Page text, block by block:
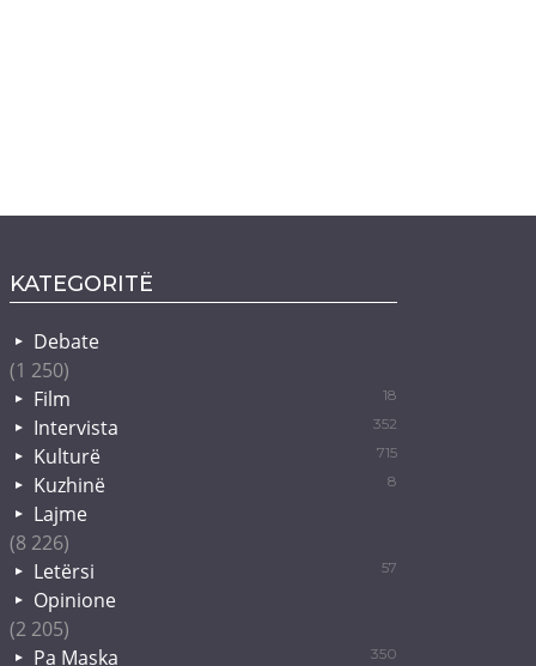
KATEGORITË
Debate
(1 250)
Film
18
Intervista 352
Kulturë 715
Kuzhinë 8
Lajme
(8 226)
Letërsi
57
Opinione
(2 205)
Pa Maska
350